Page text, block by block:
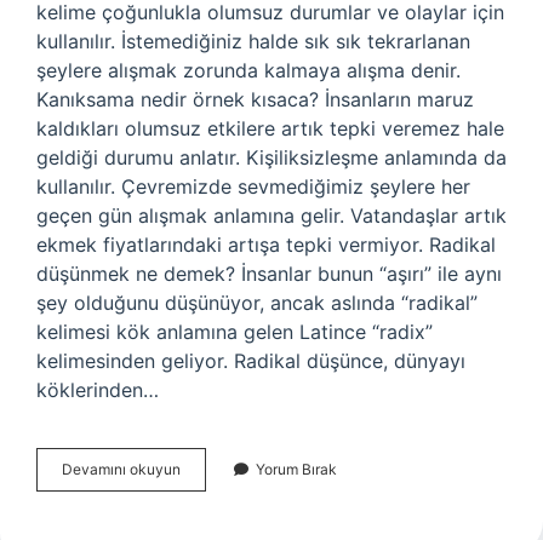
kelime çoğunlukla olumsuz durumlar ve olaylar için
kullanılır. İstemediğiniz halde sık sık tekrarlanan
şeylere alışmak zorunda kalmaya alışma denir.
Kanıksama nedir örnek kısaca? İnsanların maruz
kaldıkları olumsuz etkilere artık tepki veremez hale
geldiği durumu anlatır. Kişiliksizleşme anlamında da
kullanılır. Çevremizde sevmediğimiz şeylere her
geçen gün alışmak anlamına gelir. Vatandaşlar artık
ekmek fiyatlarındaki artışa tepki vermiyor. Radikal
düşünmek ne demek? İnsanlar bunun “aşırı” ile aynı
şey olduğunu düşünüyor, ancak aslında “radikal”
kelimesi kök anlamına gelen Latince “radix”
kelimesinden geliyor. Radikal düşünce, dünyayı
köklerinden…
Devamını okuyun Kanıksanır
Ne
Yorum Bırak